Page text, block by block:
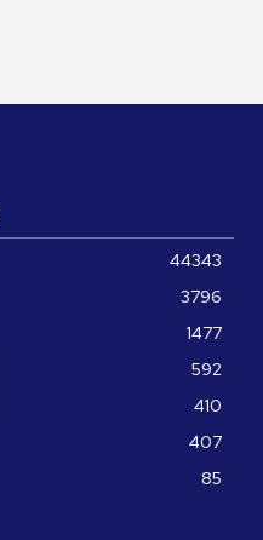
44343
3796
1477
592
410
407
85